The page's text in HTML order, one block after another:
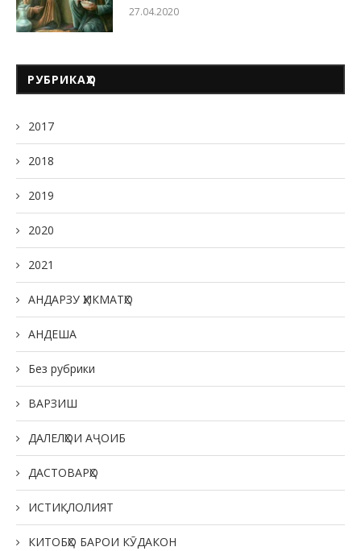
27.04.2020
РУБРИКАҲО
2017
2018
2019
2020
2021
АНДАРЗУ ҲИКМАТҲО
АНДЕША
Без рубрики
ВАРЗИШ
ДАЛЕЛҲОИ АҶОИБ
ДАСТОВАРҲО
ИСТИҚЛОЛИЯТ
КИТОБҲО БАРОИ КӮДАКОН